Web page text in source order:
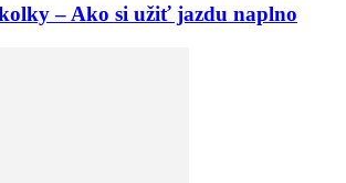
– Ako si užiť jazdu naplno